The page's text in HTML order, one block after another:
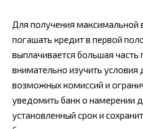
Для получения
погашать кредит в первой
выплачивается большая
внимательно изучить
возможных комиссий и
уведомить банк о намерении
установленный срок и